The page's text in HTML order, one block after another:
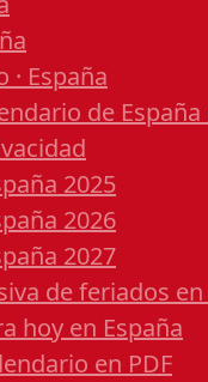
· España
de
2025
2026
2027
de feriados en
hoy en España
en PDF